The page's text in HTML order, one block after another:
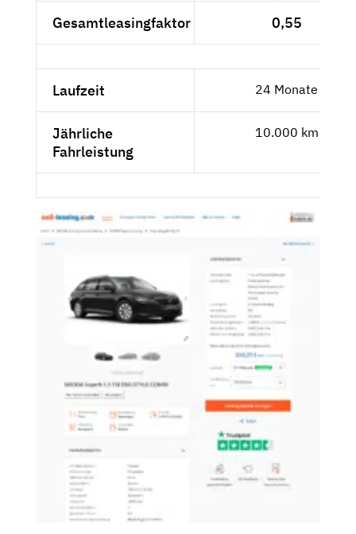
Gesamtleasingfaktor 0,55
Laufzeit 24 Monate
Jährliche
Fahrleistung
10.000 km